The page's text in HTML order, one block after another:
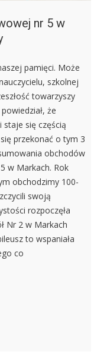
nr 5 w
pamięci. Może
szkolnej
towarzyszy
że
staje się częścią
przekonać o tym 3
obchodów
w Markach. Rok
obchodzimy 100-
swoją
rozpoczęła
Nr 2 w Markach
to wspaniała
co